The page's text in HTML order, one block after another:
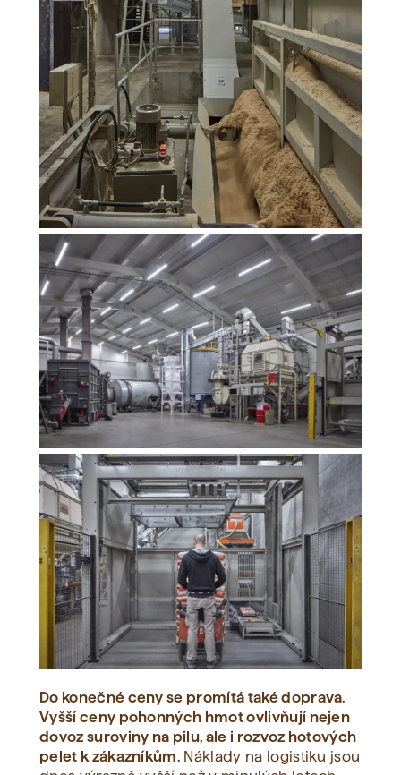
Do konečné ceny se promítá také doprava.
Vyšší ceny pohonných hmot ovlivňují nejen
dovoz suroviny na pilu, ale i rozvoz hotových
pelet k zákazníkům. Náklady na logistiku jsou